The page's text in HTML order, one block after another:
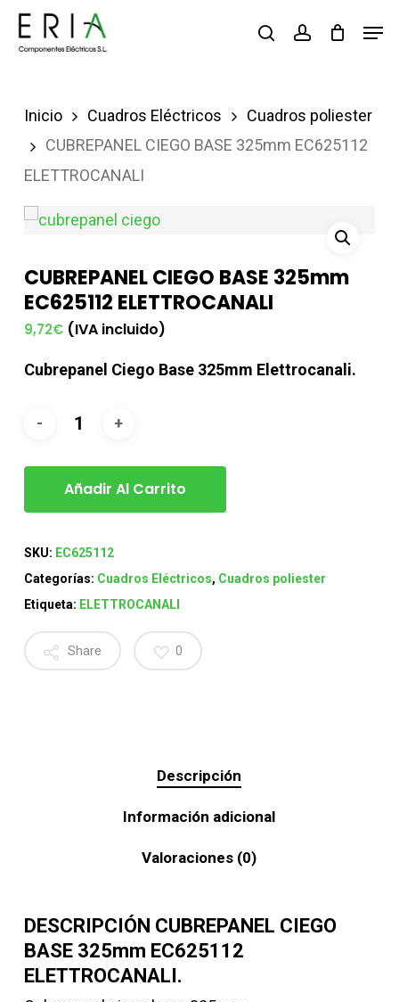
Saltar
buscaraccount
Inicio Cuadros Eléctricos
Cuadros poliester
CUBREPANEL CIEGO BASE 325mm EC625112
ELETTROCANALI
CUBREPANEL CIEGO BASE 325mm
EC625112 ELETTROCANALI
9,72€ (IVA incluido)
Cubrepanel Ciego Base 325mm Elettrocanali.
Añadir Al Carrito
SKU: EC625112
Categorías: Cuadros Eléctricos, Cuadros poliester
Etiqueta: ELETTROCANALI
Share 0
Descripción
Información adicional
Valoraciones (0)
DESCRIPCIÓN CUBREPANEL CIEGO
BASE 325mm EC625112
ELETTROCANALI.